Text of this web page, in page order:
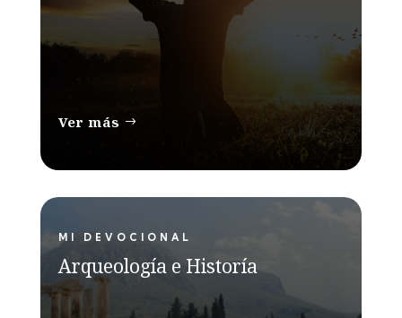
Ver más
MI DEVOCIONAL
Arqueología e Historía